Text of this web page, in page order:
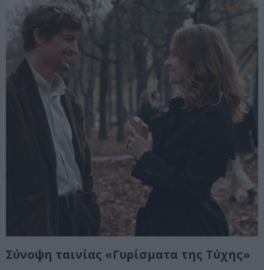
Σύνοψη ταινίας «Γυρίσματα της Τύχης»